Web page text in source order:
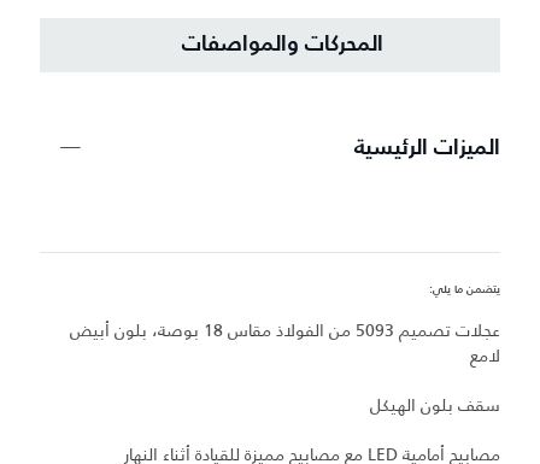
المحركات والمواصفات
الميزات الرئيسية
يتضمن ما يلي:
عجلات تصميم 5093 من الفولاذ مقاس 18 بوصة، بلون أبيض
لامع
سقف بلون الهيكل
مصابيح أمامية LED مع مصابيح مميزة للقيادة أثناء النهار